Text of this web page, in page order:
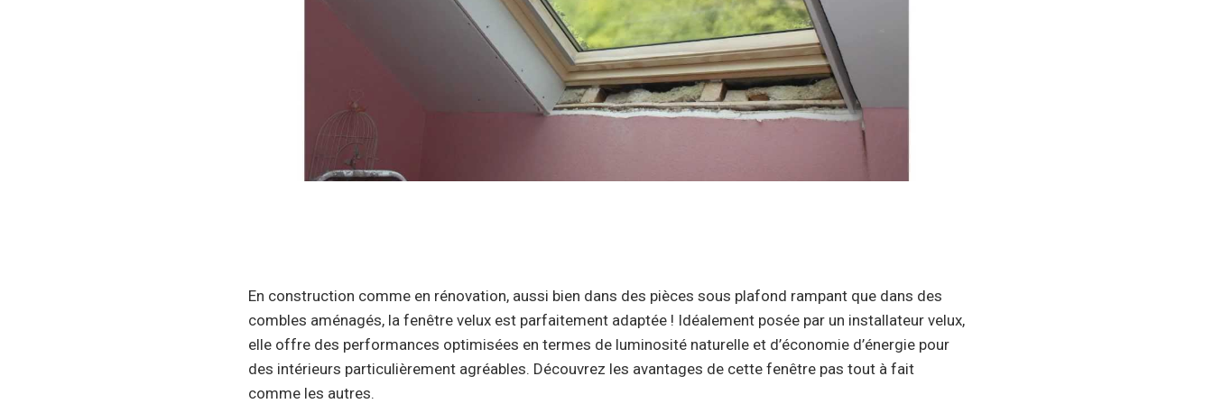
En construction comme en rénovation, aussi bien dans des pièces sous plafond rampant que dans des
combles aménagés, la fenêtre velux est parfaitement adaptée ! Idéalement posée par un installateur velux,
elle offre des performances optimisées en termes de luminosité naturelle et d’économie d’énergie pour
des intérieurs particulièrement agréables. Découvrez les avantages de cette fenêtre pas tout à fait
comme les autres.